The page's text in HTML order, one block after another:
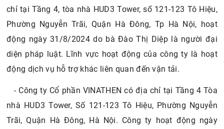
chỉ tại Tầng 4, tòa nhà HUD3 Tower, số 121-123 Tô Hiệu,
Phường Nguyễn Trãi, Quận Hà Đông, Tp Hà Nội, hoạt
động ngày 31/8/2024 do bà Đào Thị Diệp là người đại
diện pháp luật. Lĩnh vực hoạt động của công ty là hoạt
động dịch vụ hỗ trợ khác liên quan đến vận tải.
- Công ty Cổ phần VINATHEN có địa chỉ tại Tầng 4 Tòa
nhà HUD3 Tower, Số 121-123 Tô Hiệu, Phường Nguyễn
Trãi, Quận Hà Đông, Hà Nội. Công ty hoạt động ngày